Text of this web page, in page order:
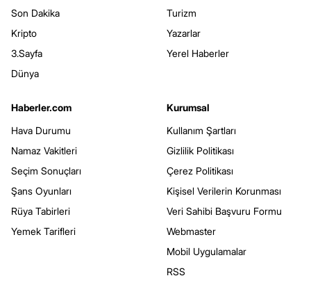
Son Dakika
Kripto
3.Sayfa
Dünya
Turizm
Yazarlar
Yerel Haberler
Haberler.com
Hava Durumu
Namaz Vakitleri
Seçim Sonuçları
Şans Oyunları
Rüya Tabirleri
Yemek Tarifleri
Kurumsal
Kullanım Şartları
Gizlilik Politikası
Çerez Politikası
Kişisel Verilerin Korunması
Veri Sahibi Başvuru Formu
Webmaster
Mobil Uygulamalar
RSS